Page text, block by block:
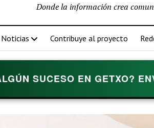
Donde la información crea
Noticias Contribuye al proyecto
SUCESO EN GETXO?